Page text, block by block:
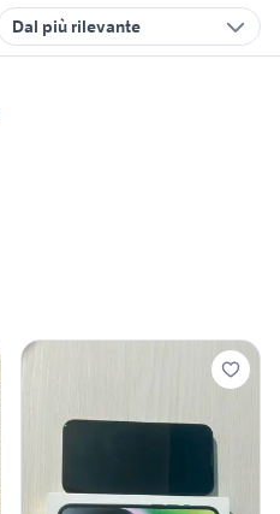
Dal più rilevante